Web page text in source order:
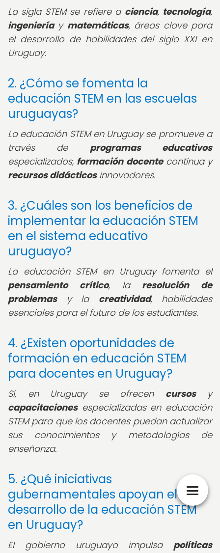
La sigla STEM se refiere a ciencia, tecnología,
ingenieríay matemáticas, áreas clave para
el desarrollo de habilidades del siglo XXI en
Uruguay.
2. ¿Cómo se fomenta la
educación STEM en las escuelas
uruguayas?
La educación STEM en Uruguay se promueve a
través de programas educativos
especializados, formación docentecontinua y
recursos didácticosinnovadores.
3. ¿Cuáles son los beneficios de
implementar la educación STEM
en el sistema educativo
uruguayo?
La educación STEM en Uruguay fomenta el
pensamiento crítico, la resolución de
problemasy la creatividad, habilidades
esenciales para el futuro de los estudiantes.
4. ¿Existen oportunidades de
formación en educación STEM
para docentes en Uruguay?
Sí, en Uruguay se ofrecen cursosy
capacitacionesespecializadas en educación
STEM para que los docentes puedan actualizar
sus conocimientos y metodologías de
enseñanza.
5. ¿Qué iniciativas
gubernamentales apoyan el
desarrollo de la educación STEM
en Uruguay?
El gobierno uruguayo impulsa políticas